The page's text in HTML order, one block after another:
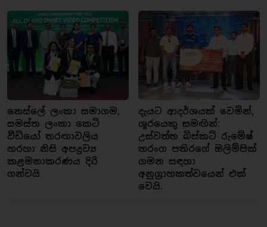
නෙස්ලේ ලංකා සමාගම,
සමස්ත ලංකා කෙටි
වීඩියෝ තරඟාවලිය
හරහා නිසි අපද්‍රව්‍ය
කළමනාකරණය දිරි
ගන්වයි
දැයට ආදර්ශයක් වෙමින්,
ශූරයෙකු සමඟින්:
උස්වත්ත බිස්කට් රුමේෂ්
තරංග පතිරගේ ඔලිම්පික්
ගමන සඳහා
අනුග්‍රාහකත්වයෙන් එක්
වෙයි.